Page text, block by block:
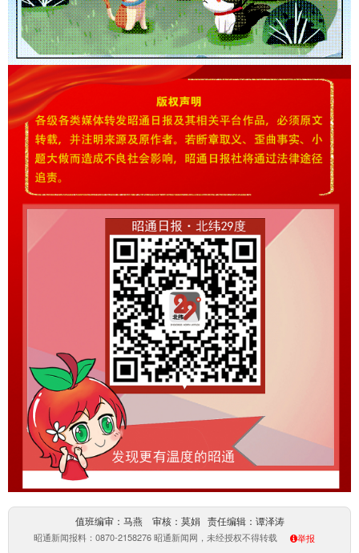
值班编审：马燕 审核：莫娟 责任编辑：谭泽涛
昭通新闻报料：0870-2158276 昭通新闻网，未经授权不得转载 举报